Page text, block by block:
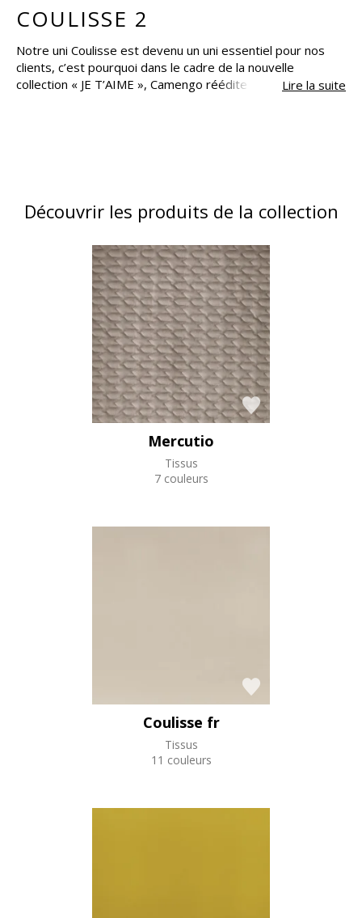
COULISSE 2
Notre uni Coulisse est devenu un uni essentiel pour nos
clients, c’est pourquoi dans le cadre de la nouvelle
collection « JE T’AIME », Camengo réédite ce succès en y
Lire la suite
Découvrir les produits de la collection
Mercutio
Tissus
7 couleurs
Coulisse fr
Tissus
11 couleurs